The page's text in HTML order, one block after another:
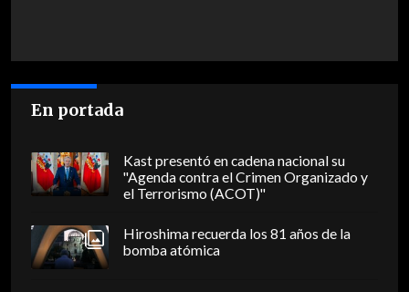
En portada
Kast presentó en cadena nacional su
"Agenda contra el Crimen Organizado y
el Terrorismo (ACOT)"
Hiroshima recuerda los 81 años de la
bomba atómica